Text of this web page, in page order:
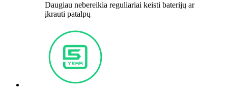
Daugiau nebereikia reguliariai keisti baterijų ar
įkrauti patalpų